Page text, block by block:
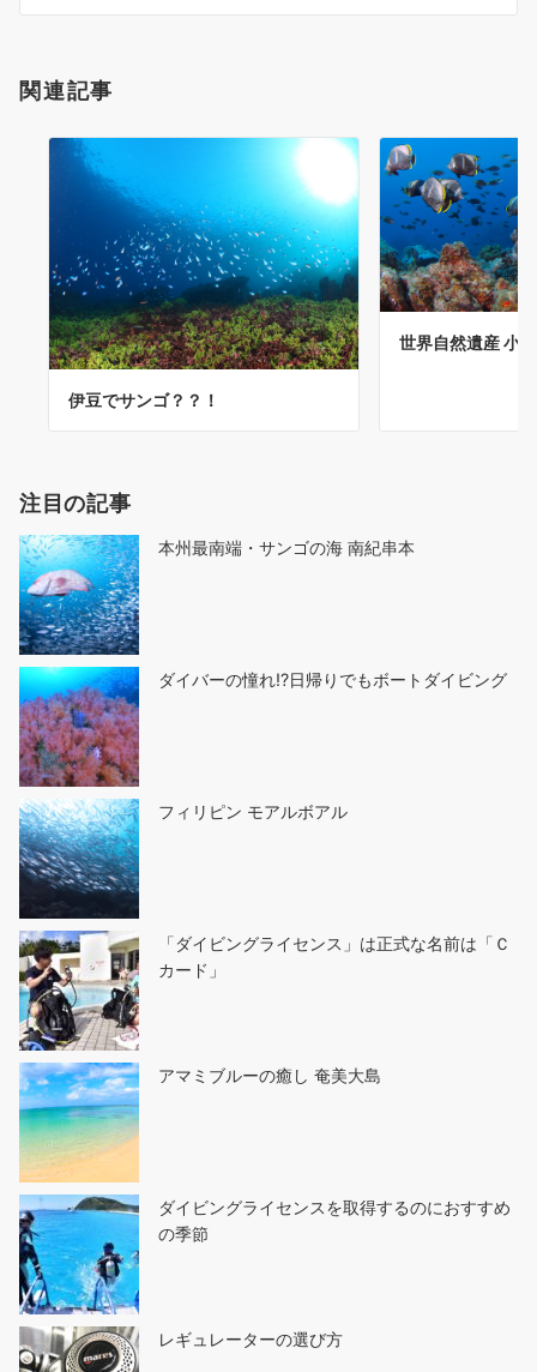
ン
関連記事
伊豆でサンゴ？？！
世界自然遺産 小
注目の記事
本州最南端・サンゴの海 南紀串本
ダイバーの憧れ!?日帰りでもボートダイビング
フィリピン モアルボアル
「ダイビングライセンス」は正式な名前は「Ｃ
カード」
アマミブルーの癒し 奄美大島
ダイビングライセンスを取得するのにおすすめ
の季節
レギュレーターの選び方